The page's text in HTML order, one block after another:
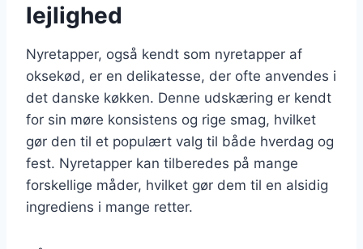
lejlighed
Nyretapper, også kendt som nyretapper af
oksekød, er en delikatesse, der ofte anvendes i
det danske køkken. Denne udskæring er kendt
for sin møre konsistens og rige smag, hvilket
gør den til et populært valg til både hverdag og
fest. Nyretapper kan tilberedes på mange
forskellige måder, hvilket gør dem til en alsidig
ingrediens i mange retter.